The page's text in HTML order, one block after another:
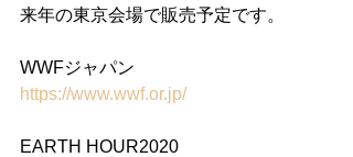
来年の東京会場で販売予定です。
WWFジャパン
https://www.wwf.or.jp/
EARTH HOUR2020